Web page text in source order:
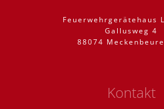
Feuerwehrgerätehaus
Gallusweg 4
88074
Kontakt